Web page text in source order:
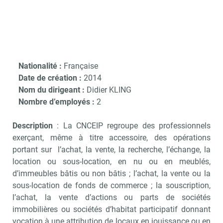
Nationalité : Française
Date de création : 2014
Nom du dirigeant : Didier KLING
Nombre d’employés : 2
Description : La CNCEIP regroupe des professionnels
exerçant, même à titre accessoire, des opérations
portant sur l’achat, la vente, la recherche, l’échange, la
location ou sous-location, en nu ou en meublés,
d’immeubles bâtis ou non bâtis ; l’achat, la vente ou la
sous-location de fonds de commerce ; la souscription,
l’achat, la vente d’actions ou parts de sociétés
immobilières ou sociétés d’habitat participatif donnant